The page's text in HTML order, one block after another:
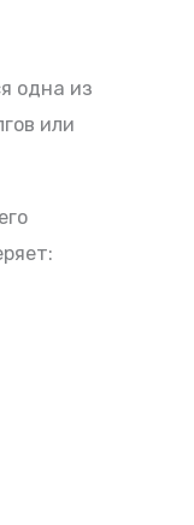
одна из
или